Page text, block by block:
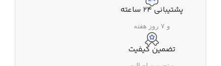
پشتیبانی ۲۴ ساعته
و ۷ روز هفته
تضمین کیفیت